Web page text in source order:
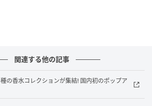
関連する他の記事
種の香水コレクションが集結! 国内初のポップア